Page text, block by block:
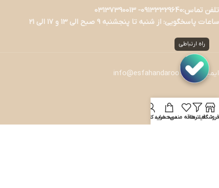
تلفن تماس:09133329640- 03137390013
ساعات پاسخگویی: از شنبه تا پنجشنبه 9 صبح الی 13 و 17 الی 21
ایمیل : info@esfahandaroo.com
خدمات مشتریان
فروشگاهفیلترهاعلاقه مندیسبد خرید
حساب کاربری من
راه ارتباطی